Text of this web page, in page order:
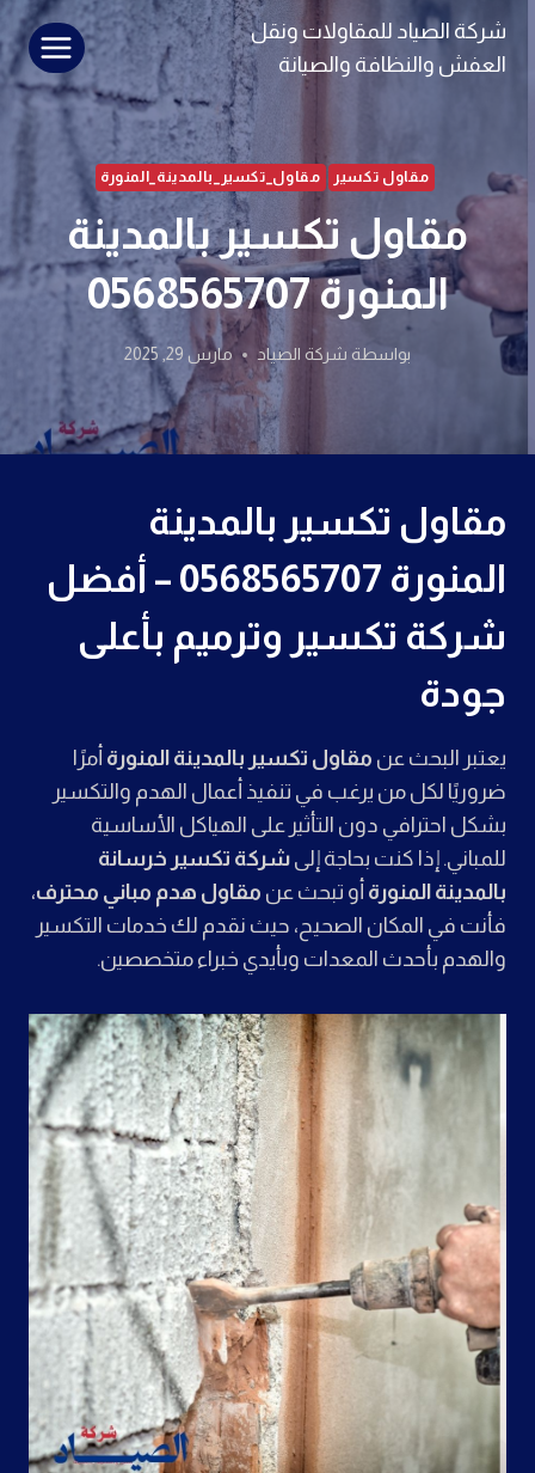
التجاوز
شركة الصياد للمقاولات ونقل
العفش والنظافة والصيانة
مقاول تكسير مقاول_تكسير_بالمدينة_المنورة
مقاول تكسير بالمدينة
المنورة 0568565707
بواسطة شركة الصياد مارس 29, 2025
مقاول تكسير بالمدينة
المنورة 0568565707 – أفضل
شركة تكسير وترميم بأعلى
جودة
يعتبر البحث عن مقاول تكسير بالمدينة المنورة أمرًا
ضروريًا لكل من يرغب في تنفيذ أعمال الهدم والتكسير
بشكل احترافي دون التأثير على الهياكل الأساسية
للمباني. إذا كنت بحاجة إلى شركة تكسير خرسانة
بالمدينة المنورة أو تبحث عن مقاول هدم مباني محترف،
فأنت في المكان الصحيح، حيث نقدم لك خدمات التكسير
والهدم بأحدث المعدات وبأيدي خبراء متخصصين.